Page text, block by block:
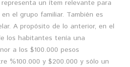
un ítem relevante para
el grupo familiar. También es
A propósito de lo anterior, en el
los habitantes tenía una
a los $100.000 pesos
%100.000 y $200.000 y sólo un